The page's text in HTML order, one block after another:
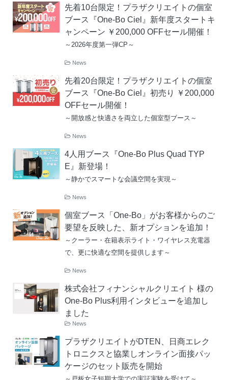
先着10台限定！プラザクリエイトの個室
ブース『One-Bo Ciel』新年度スタートキ
ャンペーン ￥200,000 OFFセール開催！
～2026年度第一弾CP～
News
先着20台限定！プラザクリエイトの個室
ブース『One-Bo Ciel』初売り ￥200,000
OFFセール開催！
～開放感と快適さを両立した個室型ブース～
News
4人用ブース『One-Bo Plus Quad TYP
E』新登場！
～静かでスマートな会議空間を実現～
News
個室ブース「One-Bo」がお客様からのご
要望を反映した、新オプションを追加！
～クーラー・在籍表示ライト・ワイヤレス充電器
で、更に快適な空間を提供します～
News
株式会社フィナンシャルクリエイト 様の
One-Bo Plus利用インタビューを追加し
ました
News
プラザクリエイトがDTEN、日商エレク
トロニクスと協業しオンライン面接パッ
ケージのセット販売を開始